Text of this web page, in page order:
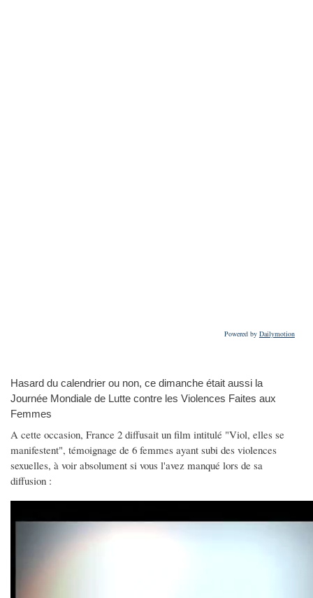
Powered by Dailymotion
Hasard du calendrier ou non, ce dimanche était aussi la
Journée Mondiale de Lutte contre les Violences Faites aux
Femmes
A cette occasion, France 2 diffusait un film intitulé "Viol, elles se
manifestent", témoignage de 6 femmes ayant subi des violences
sexuelles, à voir absolument si vous l'avez manqué lors de sa
diffusion :